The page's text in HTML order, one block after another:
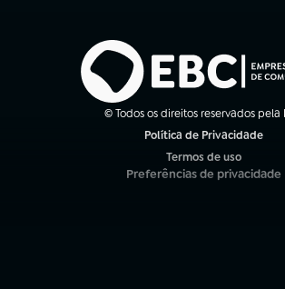
© Todos os direitos reservados pela
Política de Privacidade
Termos de uso
(abre em nova aba)
Preferências de privacidade